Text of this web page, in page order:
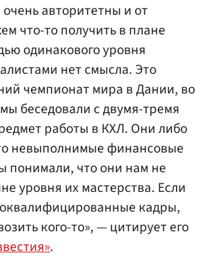
авторитетны и от
что-то получить в плане
одинакового уровня
нет смысла. Это
чемпионат мира в Дании, во
беседовали с двумя-тремя
работы в КХЛ. Они либо
невыполнимые финансовые
понимали, что они нам не
уровня их мастерства. Если
кадры,
кого-то», — цитирует его
.